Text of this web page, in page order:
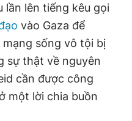
lần lên tiếng kêu gọi
vào Gaza để
sống vô tội bị
sự thật về nguyên
cần được công
một lời chia buồn